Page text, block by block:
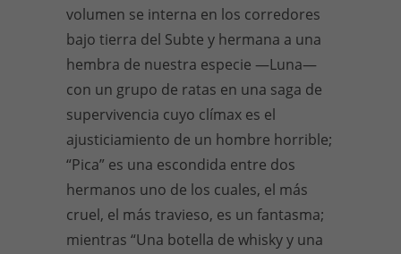
volumen se interna en los corredores
bajo tierra del Subte y hermana a una
hembra de nuestra especie —Luna—
con un grupo de ratas en una saga de
supervivencia cuyo clímax es el
ajusticiamiento de un hombre horrible;
“Pica” es una escondida entre dos
hermanos uno de los cuales, el más
cruel, el más travieso, es un fantasma;
mientras “Una botella de whisky y una